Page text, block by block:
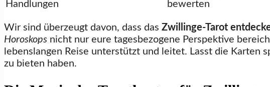
Handlungen
bewerten
Wir sind überzeugt davon, dass das Zwillinge-Tarot
Horoskops nicht nur eure tagesbezogene Perspektive
lebenslangen Reise unterstützt und leitet. Lasst die Karten
zu bieten haben.